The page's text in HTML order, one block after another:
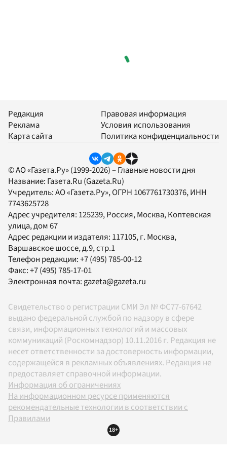
Редакция
Реклама
Карта сайта
Правовая информация
Условия использования
Политика конфиденциальности
© АО «Газета.Ру» (1999-2026) – Главные новости дня
Название: Газета.Ru (Gazeta.Ru)
Учредитель:АО «Газета.Ру», ОГРН 1067761730376, ИНН
7743625728
Адрес учредителя: 125239, Россия, Москва, Коптевская
улица, дом 67
Адрес редакции и издателя: 117105, г. Москва,
Варшавское шоссе, д.9, стр.1
Телефон редакции:+7 (495) 785-00-12
Факс:+7 (495) 785-17-01
Электронная почта: gazeta@gazeta.ru
Свидетельство о регистрации СМИ Эл № ФС77-67642
выдано федеральной службой по надзору в сфере
связи, информационных технологий и массовых
коммуникаций (Роскомнадзор) 10.11.2016 г. Редакция не
несет ответственности за достоверность информации,
содержащейся в рекламных объявлениях. Редакция не
предоставляет справочной информации.
Информация об ограничениях
На информационном ресурсе применяются
рекомендательные технологии в соответствии с
Правилами
18+